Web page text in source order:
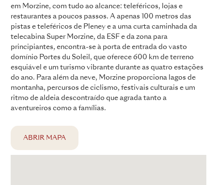
em Morzine, com tudo ao alcance: teleféricos, lojas e
restaurantes a poucos passos. A apenas 100 metros das
pistas e teleféricos de Pleney e a uma curta caminhada da
telecabina Super Morzine, da ESF e da zona para
principiantes, encontra-se à porta de entrada do vasto
domínio Portes du Soleil, que oferece 600 km de terreno
esquiável e um turismo vibrante durante as quatro estações
do ano. Para além da neve, Morzine proporciona lagos de
montanha, percursos de ciclismo, festivais culturais e um
ritmo de aldeia descontraído que agrada tanto a
aventureiros como a famílias.
ABRIR MAPA